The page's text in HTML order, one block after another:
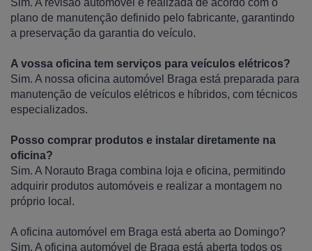
plano de manutenção definido pelo fabricante, garantindo
a preservação da garantia do veículo.
A vossa oficina tem serviços para veículos elétricos?
Sim. A nossa oficina automóvel Braga está preparada para
manutenção de veículos elétricos e híbridos, com técnicos
especializados.
Posso comprar produtos e instalar diretamente na
oficina?
Sim. A Norauto Braga combina loja e oficina, permitindo
adquirir produtos automóveis e realizar a montagem no
próprio local.
A oficina automóvel em Braga está aberta ao Domingo?
Sim. A oficina automóvel de Braga está aberta todos os